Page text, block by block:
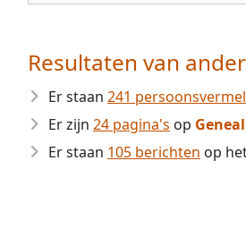
Resultaten van
Er staan 241
Er zijn 24 pagina's op
Er staan 105 berichten op